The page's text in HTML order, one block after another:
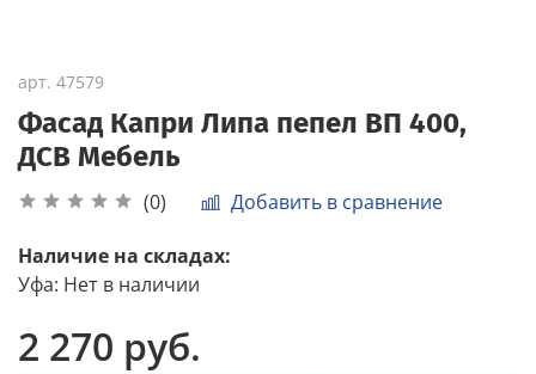
арт. 47579
Фасад Капри Липа пепел ВП 400,
ДСВ Мебель
(0) Добавить в сравнение
Наличие на складах:
Уфа: Нет в наличии
2 270 руб.